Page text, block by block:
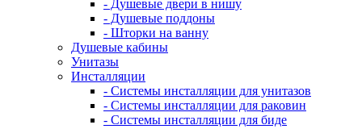
- Душевые двери в нишу
- Душевые поддоны
- Шторки на ванну
Душевые кабины
Унитазы
Инсталляции
- Системы инсталляции для унитазов
- Системы инсталляции для раковин
- Системы инсталляции для биде